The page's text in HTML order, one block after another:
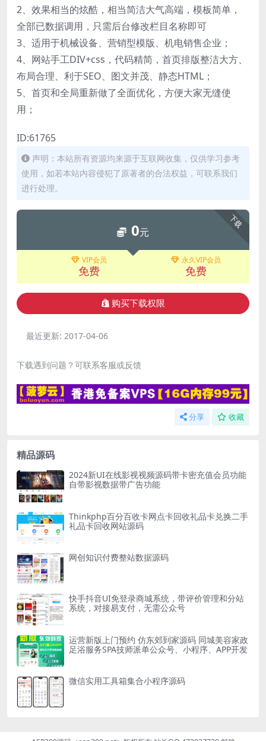
2、效果相当的炫酷，相当简洁大气高端，模板简单，
全部已数据调用，只需后台修改栏目名称即可
3、适用于机械设备、营销型模版、机电销售企业；
4、网站手工DIV+css，代码精简，首页排版整洁大方、
布局合理、利于SEO、图文并茂、静态HTML；
5、首页和全局重新做了全面优化，方便大家无缝使
用；
ID:61765
声明：本站所有资源均来源于互联网收集，仅供学习参考
使用，如若本站内容侵犯了原著者的合法权益，可联系我们
进行处理。
下载
0元
VIP会员
免费
永久VIP会员
免费
购买下载权限
最近更新: 2017-04-06
下载遇到问题？可联系客服或反馈
分享 收藏
精品源码
2024新UI在线影视视频源码带卡密充值会员功能
自带影视数据带广告功能
Thinkphp百分百收卡网点卡回收礼品卡兑换二手
礼品卡回收网站源码
网创知识付费整站数据源码
快手抖音UI免登录商城系统，带评价管理和分站
系统，对接易支付，无需公众号
运营新版上门预约 仿东郊到家源码 同城美容家政
足浴服务SPA技师派单公众号、小程序、APP开发
微信实用工具箱集合小程序源码